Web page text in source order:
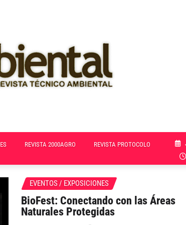
REVISTA 2000AGRO REVISTA PROTOCOLO
EVENTOS / EXPOSICIONES
BioFest: Conectando con las Áreas
Naturales Protegidas